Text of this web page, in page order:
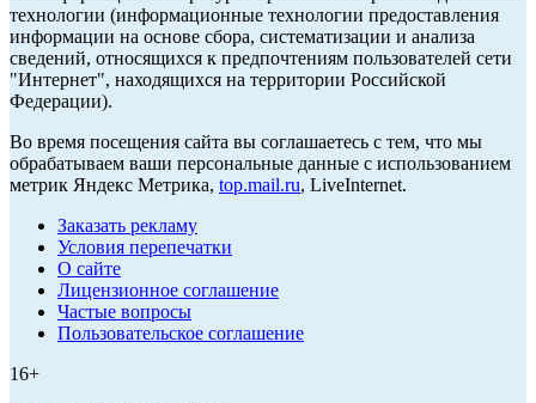
технологии (информационные технологии предоставления
информации на основе сбора, систематизации и анализа
сведений, относящихся к предпочтениям пользователей сети
"Интернет", находящихся на территории Российской
Федерации).
Во время посещения сайта вы соглашаетесь с тем, что мы
обрабатываем ваши персональные данные с использованием
метрик Яндекс Метрика, top.mail.ru, LiveInternet.
Заказать рекламу
Условия перепечатки
О сайте
Лицензионное соглашение
Частые вопросы
Пользовательское соглашение
16+